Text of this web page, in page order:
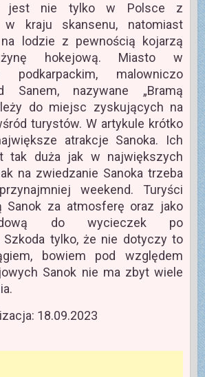
jest nie tylko w Polsce z
w kraju skansenu, natomiast
lodzie z pewnością kojarzą
hokejową. Miasto w
podkarpackim, malowniczo
Sanem, nazywane „Bramą
do miejsc zyskujących na
turystów. W artykule krótko
atrakcje Sanoka. Ich
tak duża jak w największych
na zwiedzanie Sanoka trzeba
weekend. Turyści
Sanok za atmosferę oraz jako
do wycieczek po
Szkoda tylko, że nie dotyczy to
bowiem pod względem
Sanok nie ma zbyt wiele
18.09.2023